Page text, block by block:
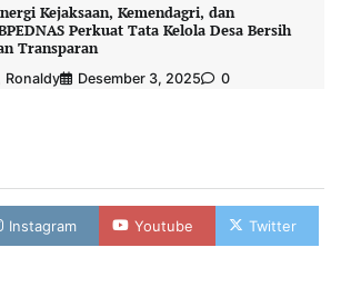
Kejaksaan, Kemendagri, dan
Perkuat Tata Kelola Desa Bersih
Transparan
Ronaldy Desember 3, 2025 0
Instagram Youtube Twitter